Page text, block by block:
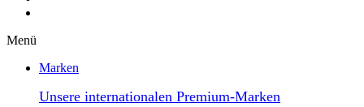
Menü
Marken
Unsere internationalen Premium-Marken